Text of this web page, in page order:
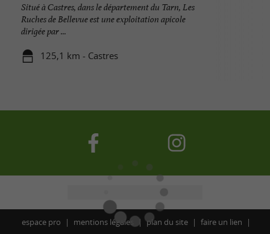
Situé à Castres, dans le département du Tarn, Les
Ruches de Bellevue est une exploitation apicole
dirigée par ...
125,1 km - Castres
espace pro mentions légales plan du site
faire un lien